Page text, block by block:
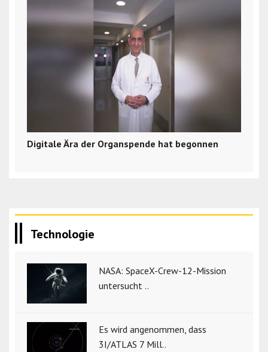
Digitale Ära der Organspende hat begonnen
Technologie
NASA: SpaceX-Crew-12-Mission
untersucht ..
Es wird angenommen, dass
3I/ATLAS 7 Mill..